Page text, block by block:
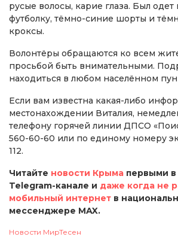
русые волосы, карие глаза. Был
футболку, тёмно-синие шорты и
кроксы.
Волонтёры обращаются ко всем
просьбой быть внимательными.
находиться в любом населённом
Если вам известна какая-либо
местонахождении Виталия,
телефону горячей линии ДПСО
560-60-60 или по единому номеру
112.
Читайте новости Крыма первыми
Telegram-канале и даже когда не
мобильный интернет в
мессенджере MAX.
Новости МирТесен